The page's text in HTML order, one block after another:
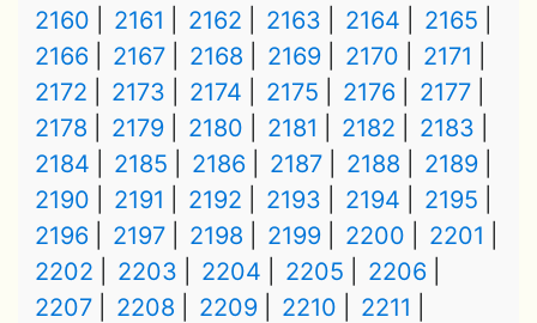
2160
2161 2162 2163 2164
2165
2166
2167 2168 2169 2170
2171
2172
2173 2174 2175 2176
2177
2178
2179 2180 2181 2182
2183
2184
2185 2186 2187 2188
2189
2190
2191 2192 2193 2194
2195
2196
2197 2198 2199 2200
2201
2202
2203 2204 2205
2206
2207
2208 2209 2210
2211